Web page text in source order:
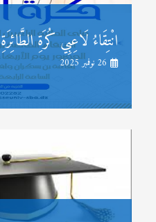
انْتِقَاءُ لَاعِبِي كُرَةِ الطَّائِرَةِ
26 نوفمبر 2025